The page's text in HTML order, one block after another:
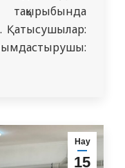
Қатысушылар:
А.А.
меңгерушісі
Т.М., кафедра
Нау
15